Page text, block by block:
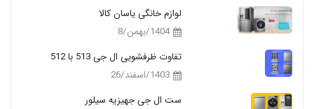
لوازم خانگی یاسان کالا
1404/بهمن/8
تفاوت ظرفشویی ال جی 513 با 512
1403/اسفند/26
ست ال جی جهیزیه سیلور